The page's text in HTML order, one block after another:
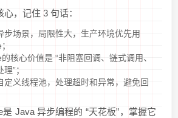
，记住 3 句话：
步场景，局限性大，生产环境优先用
核心价值是 “非阻塞回调、链式调用、
”；
定义线程池，处理超时和异常，避免回
是 Java 异步编程的 “天花板”，掌握它